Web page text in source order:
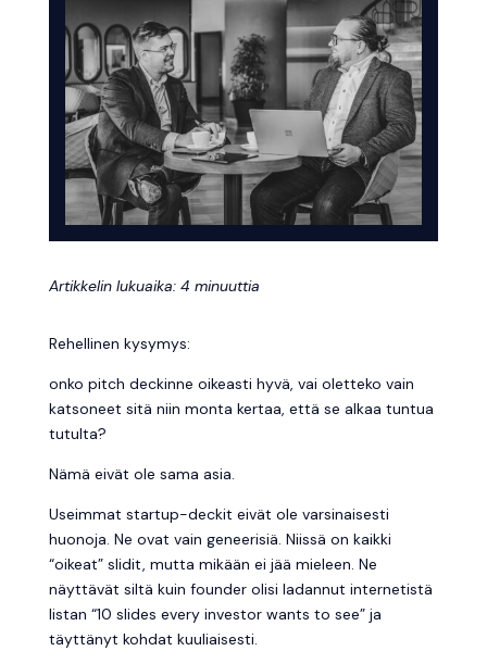
Artikkelin lukuaika: 4 minuuttia
Rehellinen kysymys:
onko pitch deckinne oikeasti hyvä, vai oletteko vain
katsoneet sitä niin monta kertaa, että se alkaa tuntua
tutulta?
Nämä eivät ole sama asia.
Useimmat startup-deckit eivät ole varsinaisesti
huonoja. Ne ovat vain geneerisiä. Niissä on kaikki
“oikeat” slidit, mutta mikään ei jää mieleen. Ne
näyttävät siltä kuin founder olisi ladannut internetistä
listan “10 slides every investor wants to see” ja
täyttänyt kohdat kuuliaisesti.